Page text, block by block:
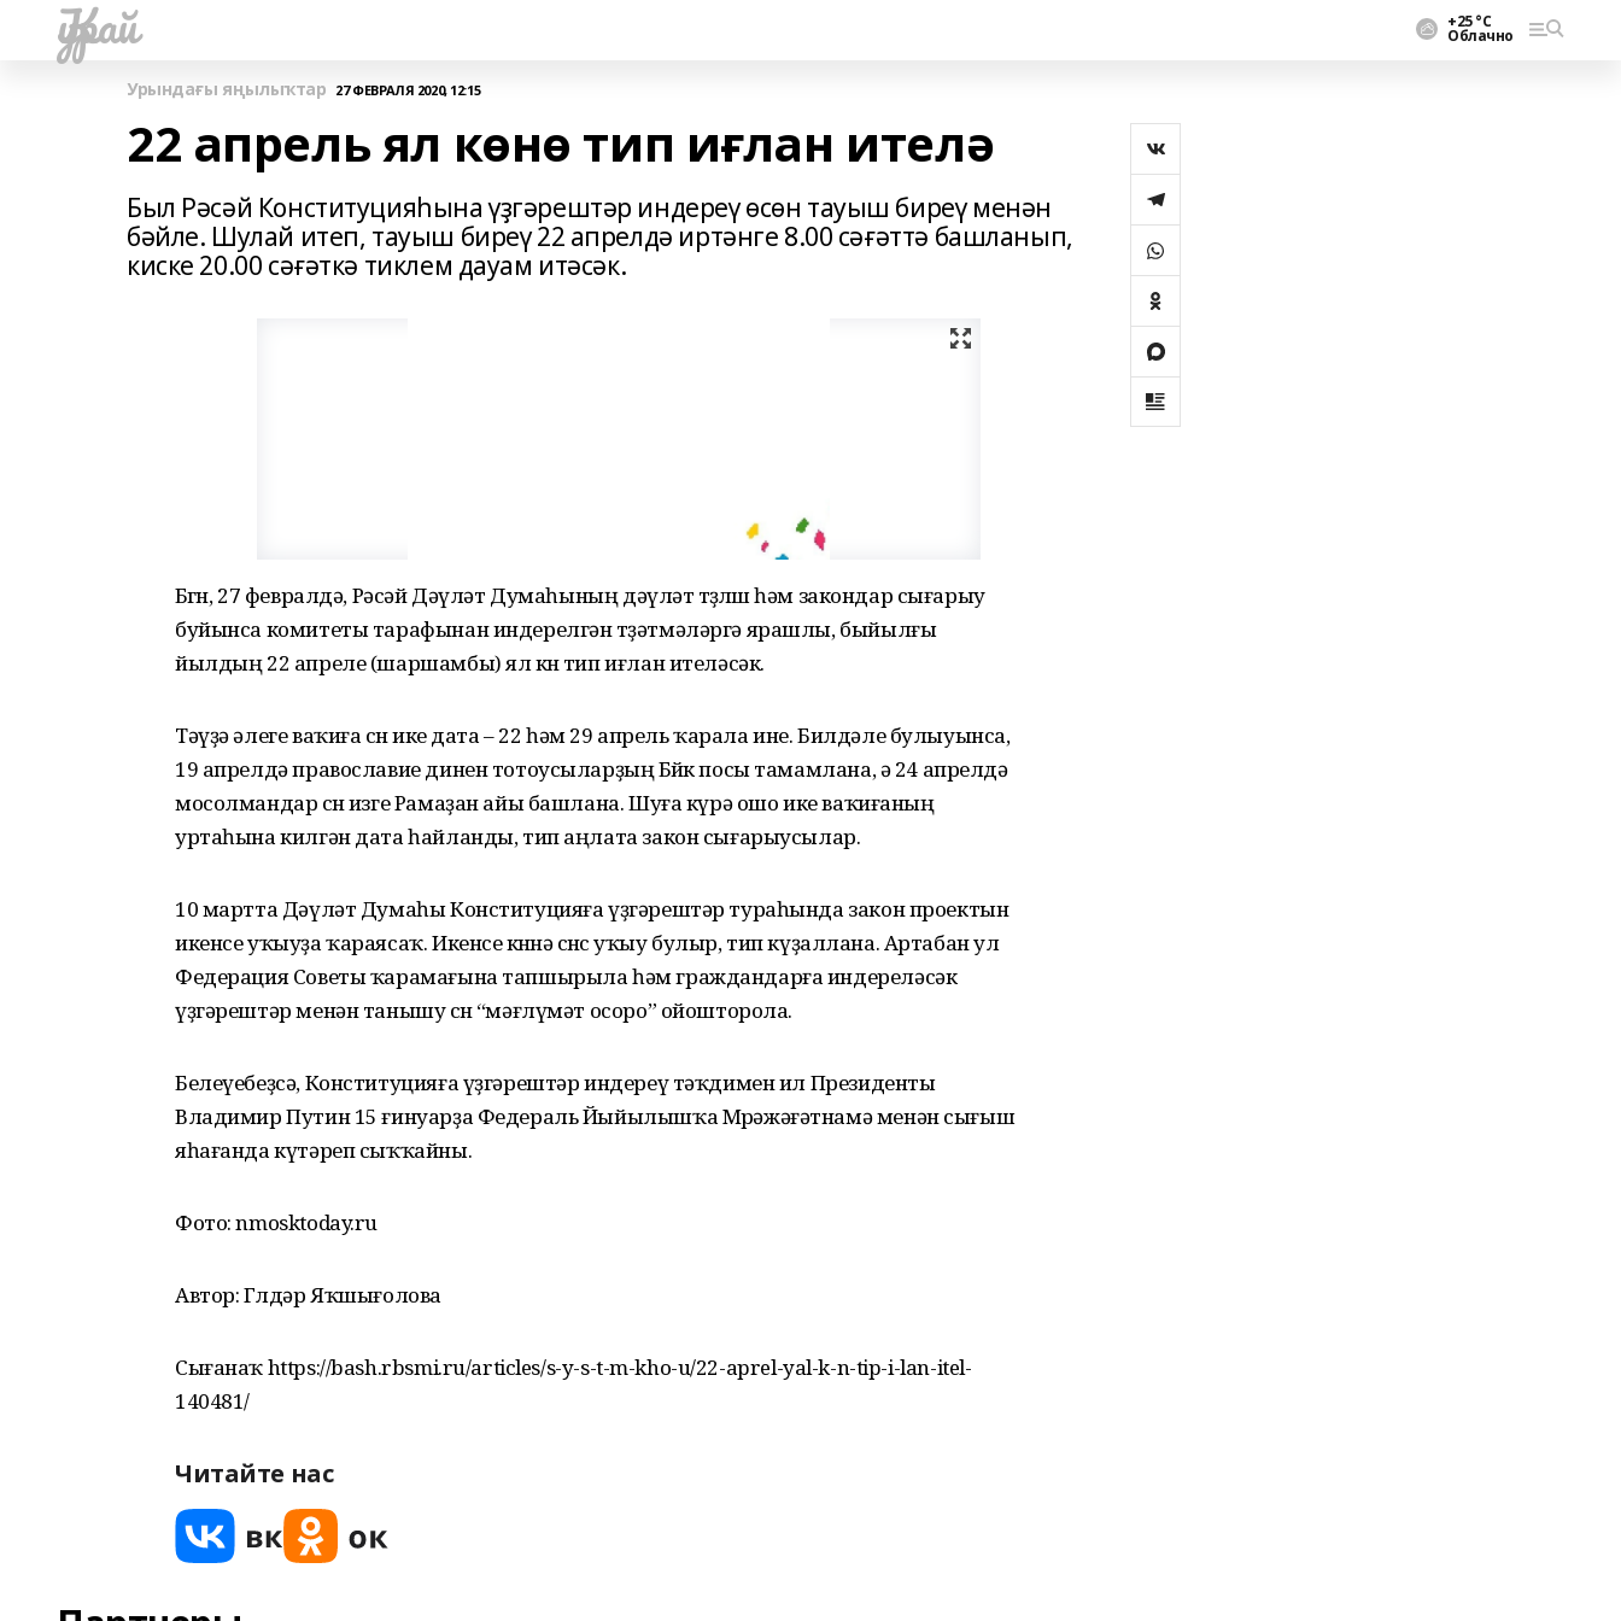
Ҡурай +25 °С
Облачно
Урындағы яңылыҡтар 27 ФЕВРАЛЯ 2020, 12:15
22 апрель ял көнө тип иғлан ителә
Был Рәсәй Конституцияһына үҙгәрештәр индереү өсөн тауыш биреү менән
бәйле. Шулай итеп, тауыш биреү 22 апрелдә иртәнге 8.00 сәғәттә башланып,
киске 20.00 сәғәткә тиклем дауам итәсәк.
Бөгөн, 27 февралдә, Рәсәй Дәүләт Думаһының дәүләт төҙөлөшө һәм закондар сығарыу
буйынса комитеты тарафынан индерелгән төҙәтмәләргә ярашлы, быйылғы
йылдың 22 апреле (шаршамбы) ял көнө тип иғлан ителәсәк.
Тәүҙә әлеге ваҡиға өсөн ике дата – 22 һәм 29 апрель ҡарала ине. Билдәле булыуынса,
19 апрелдә православие динен тотоусыларҙың Бөйөк посы тамамлана, ә 24 апрелдә
мосолмандар өсөн изге Рамаҙан айы башлана. Шуға күрә ошо ике ваҡиғаның
уртаһына килгән дата һайланды, тип аңлата закон сығарыусылар.
10 мартта Дәүләт Думаһы Конституцияға үҙгәрештәр тураһында закон проектын
икенсе уҡыуҙа ҡараясаҡ. Икенсе көнөнә өсөнсө уҡыу булыр, тип күҙаллана. Артабан ул
Федерация Советы ҡарамағына тапшырыла һәм граждандарға индереләсәк
үҙгәрештәр менән танышу өсөн “мәғлүмәт осоро” ойошторола.
Белеүебеҙсә, Конституцияға үҙгәрештәр индереү тәҡдимен ил Президенты
Владимир Путин 15 ғинуарҙа Федераль Йыйылышҡа Мөрәжәғәтнамә менән сығыш
яһағанда күтәреп сыҡҡайны.
Фото: nmosktoday.ru
Автор: Гөлдәр Яҡшығолова
Сығанаҡ https://bash.rbsmi.ru/articles/s-y-s-t-m-kho-u/22-aprel-yal-k-n-tip-i-lan-itel-
140481/
Читайте нас